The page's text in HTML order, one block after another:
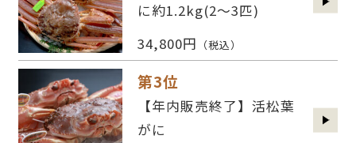
に約1.2kg(2〜3匹)
34,800円 （税込）
第3位
【年内販売終了】活松葉
がに